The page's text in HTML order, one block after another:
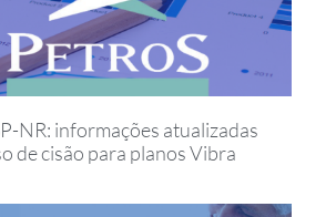
NR: informações atualizadas
de cisão para planos Vibra